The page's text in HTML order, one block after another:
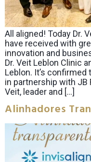
All aligned! Today Dr.
have received with
innovation and
Dr. Veit Leblon Clinic
Leblon. It’s
in partnership with JB
Veit, leader and […]
Alinhadores